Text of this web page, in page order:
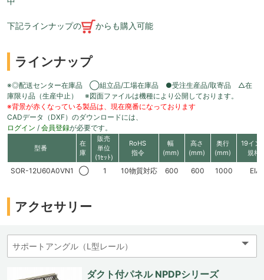
下記ラインナップの からも購入可能
ラインナップ
※◎配送センター在庫品 ◯組立品/工場在庫品 ●受注生産品/取寄品 △在
庫限り品（生産中止） ※図面ファイルは機種により公開しております。
※背景が赤くなっている製品は、現在廃番になっております
CADデータ（DXF）のダウンロードには、
ログイン / 会員登録が必要です。
型番
在
庫
販売
単位
(1ｾｯﾄ)
RoHS
指令
幅
(mm)
高さ
(mm)
奥行
(mm)
19イン
規格
SOR-12U60A0VN1 ◯ 1 10物質対応 600 600 1000 EIA
アクセサリー
ダクト付パネル NPDPシリーズ